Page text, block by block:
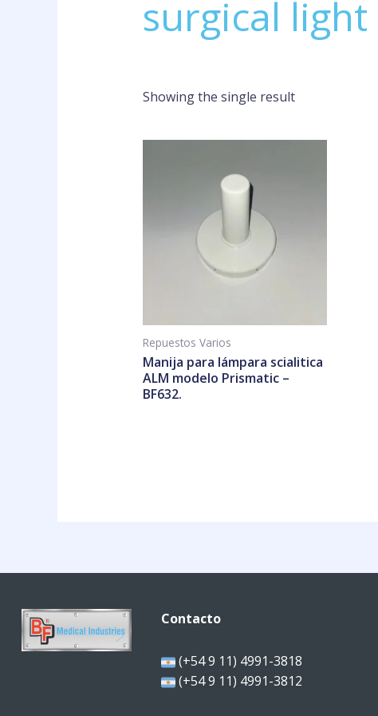
surgical
Showing the single result
Repuestos Varios
Manija para lámpara scialitica
ALM modelo Prismatic –
BF632.
Contacto
(+54 9 11) 4991-3818
(+54 9 11) 4991-3812